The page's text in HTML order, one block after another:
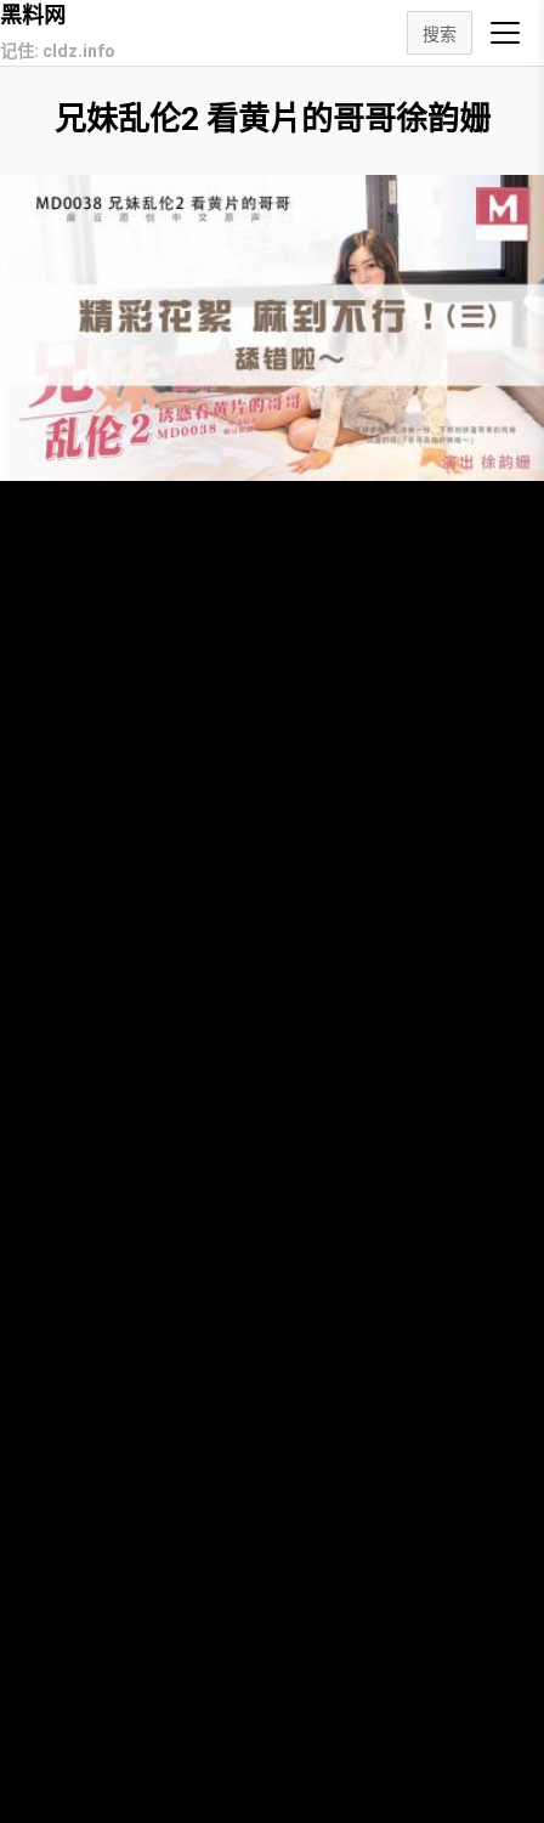
黑料网
记住: cldz.info
搜索
兄妹乱伦2 看黄片的哥哥徐韵姗